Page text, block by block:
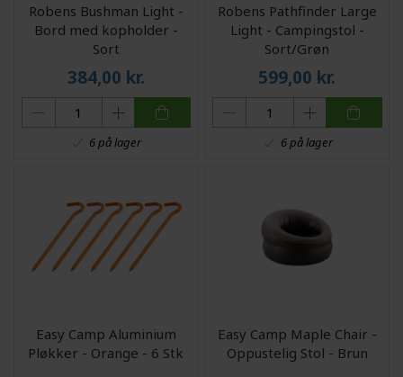
Robens Bushman Light -
Bord med kopholder -
Sort
384,00 kr.
6 på lager
Robens Pathfinder Large
Light - Campingstol -
Sort/Grøn
599,00 kr.
6 på lager
Easy Camp Aluminium
Pløkker - Orange - 6 Stk
Easy Camp Maple Chair -
Oppustelig Stol - Brun